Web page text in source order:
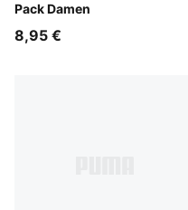
Pack Damen
8,95 €